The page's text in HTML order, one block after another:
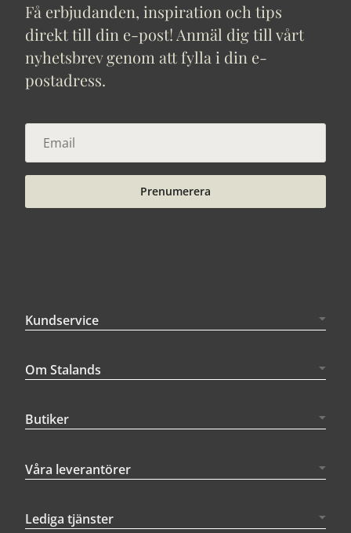
Få erbjudanden, inspiration och tips
direkt till din e-post! Anmäl dig till vårt
nyhetsbrev genom att fylla i din e-
postadress.
Prenumerera
Kundservice
Om Stalands
Butiker
Våra leverantörer
Lediga tjänster